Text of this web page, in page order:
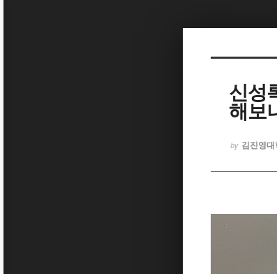
신성
해보
by 김진영
Sketchbook5, 스케치북5
Sketchbook5, 스케치북5